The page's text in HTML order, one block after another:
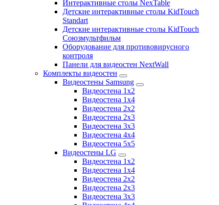
Интерактивные столы NexTable
Детские интерактивные столы KidTouch
Standart
Детские интерактивные столы KidTouch
Союзмультфильм
Оборудование для противовирусного
контроля
Панели для видеостен NextWall
Комплекты видеостен
Видеостены Samsung
Видеостена 1x2
Видеостена 1x4
Видеостена 2x2
Видеостена 2х3
Видеостена 3x3
Видеостена 4x4
Видеостена 5x5
Видеостены LG
Видеостена 1x2
Видеостена 1x4
Видеостена 2x2
Видеостена 2x3
Видеостена 3x3